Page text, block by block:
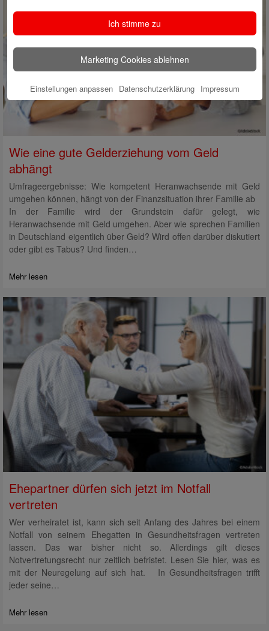
Wie eine gute Gelderziehung vom Geld
abhängt
Umfrageergebnisse: Wie kompetent Heranwachsende mit Geld
umgehen können, hängt von der Finanzsituation ihrer Familie ab
In der Familie wird der Grundstein dafür gelegt, wie
Heranwachsende mit Geld umgehen. Aber wie sprechen Familien
in Deutschland eigentlich über Geld? Wird offen darüber diskutiert
oder gibt es Tabus? Und finden…
Mehr lesen
Ehepartner dürfen sich jetzt im Notfall
vertreten
Wer verheiratet ist, kann sich seit Anfang des Jahres bei einem
Notfall von seinem Ehegatten in Gesundheitsfragen vertreten
lassen. Das war bisher nicht so. Allerdings gilt dieses
Notvertretungsrecht nur zeitlich befristet. Lesen Sie hier, was es
mit der Neuregelung auf sich hat. In Gesundheitsfragen trifft
jeder seine…
Mehr lesen
Ich stimme zu
Marketing Cookies ablehnen
Einstellungen anpassen Datenschutzerklärung Impressum